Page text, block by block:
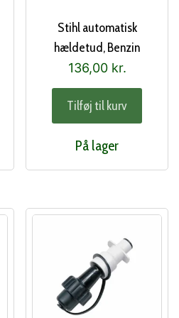
Stihl automatisk
hældetud, Benzin
136,00 kr.
Tilføj til kurv
På lager